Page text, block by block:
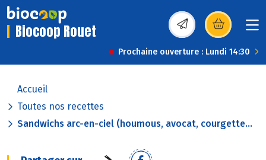
Biocoop Rouet (s’ouvre dans une
Prochaine ouverture : Lundi 14:30
Accueil
Toutes nos recettes
Sandwichs arc-en-ciel (houmous, avocat, courgette...